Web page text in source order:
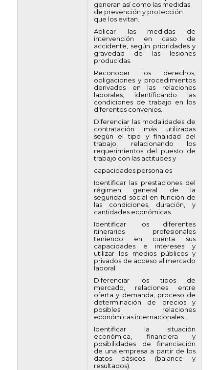
generan así como las medidas
de prevención y protección
que los evitan.
Aplicar las medidas de
intervención en caso de
accidente, según prioridades y
gravedad de las lesiones
producidas.
Reconocer los derechos,
obligaciones y procedimientos
derivados en las relaciones
laborales; identificando las
condiciones de trabajo en los
diferentes convenios.
Diferenciar las modalidades de
contratación más utilizadas
según el tipo y finalidad del
trabajo, relacionando los
requerimientos del puesto de
trabajo con las actitudes y
capacidades personales
Identificar las prestaciones del
régimen general de la
seguridad social en función de
las condiciones, duración, y
cantidades económicas.
Identificar los diferentes
itinerarios profesionales
teniendo en cuenta sus
capacidades e intereses y
utilizar los medios públicos y
privados de acceso al mercado
laboral.
Diferenciar los tipos de
mercado, relaciones entre
oferta y demanda, proceso de
determinación de precios y
posibles relaciones
económicas internacionales.
Identificar la situación
económica, financiera y
posibilidades de financiación
de una empresa a partir de los
datos básicos (balance y
resultados).